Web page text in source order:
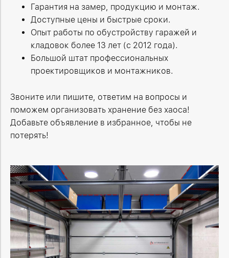
Гарантия на замер, продукцию и монтаж.
Доступные цены и быстрые сроки.
Опыт работы по обустройству гаражей и
кладовок более 13 лет (с 2012 года).
Большой штат профессиональных
проектировщиков и монтажников.
Звоните или пишите, ответим на вопросы и
поможем организовать хранение без хаоса!
Добавьте объявление в избранное, чтобы не
потерять!